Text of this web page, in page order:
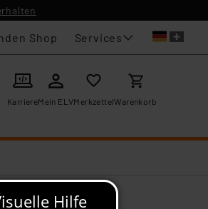
Shop Services
KarriereMein ELVMerkzettelWarenkorb